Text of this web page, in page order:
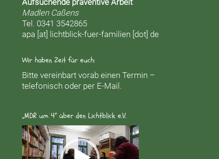
Aufsuchende präventive Arbeit
Madlen Caßens
Tel. 0341 3542865
apa [at] lichtblick-fuer-familien [dot] de
Wir haben Zeit für euch:
Bitte vereinbart vorab einen Termin –
telefonisch oder per E-Mail.
„MDR um 4“ über den Lichtblick e.V.
Video-
Player